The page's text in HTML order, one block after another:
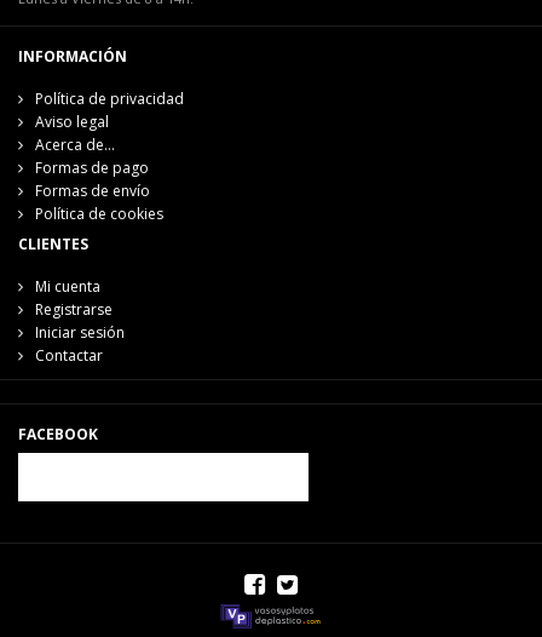
INFORMACIÓN
Política de privacidad
Aviso legal
Acerca de...
Formas de pago
Formas de envío
Política de cookies
CLIENTES
Mi cuenta
Registrarse
Iniciar sesión
Contactar
FACEBOOK